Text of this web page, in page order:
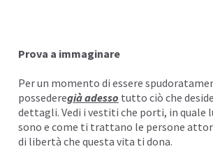
Prova a immaginare
Per un momento di essere
possederegià adesso tutto ciò che
dettagli. Vedi i vestiti che porti, in quale
sono e come ti trattano le persone
di libertà che questa vita ti dona.